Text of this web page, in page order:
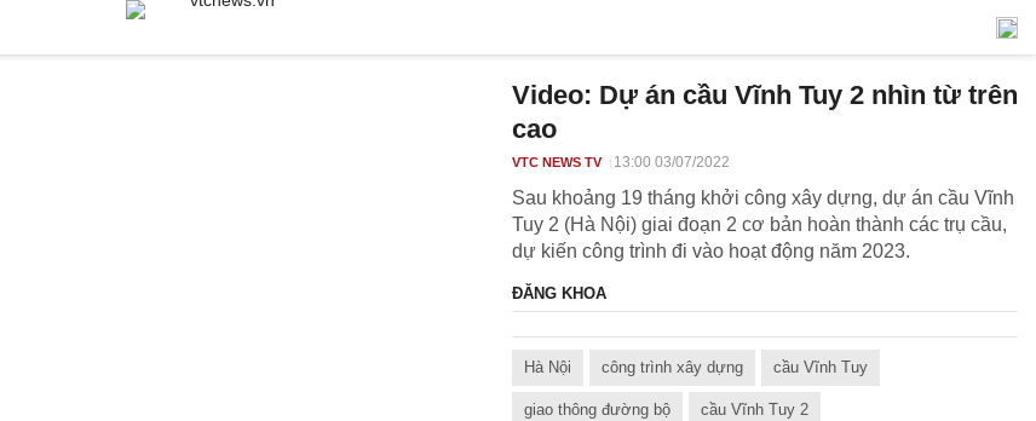
Video: Dự án cầu Vĩnh Tuy 2 nhìn từ trên
cao
VTC NEWS TV 13:00 03/07/2022
Sau khoảng 19 tháng khởi công xây dựng, dự án cầu Vĩnh
Tuy 2 (Hà Nội) giai đoạn 2 cơ bản hoàn thành các trụ cầu,
dự kiến công trình đi vào hoạt động năm 2023.
ĐĂNG KHOA
Hà Nội công trình xây dựng cầu Vĩnh Tuy
giao thông đường bộ cầu Vĩnh Tuy 2